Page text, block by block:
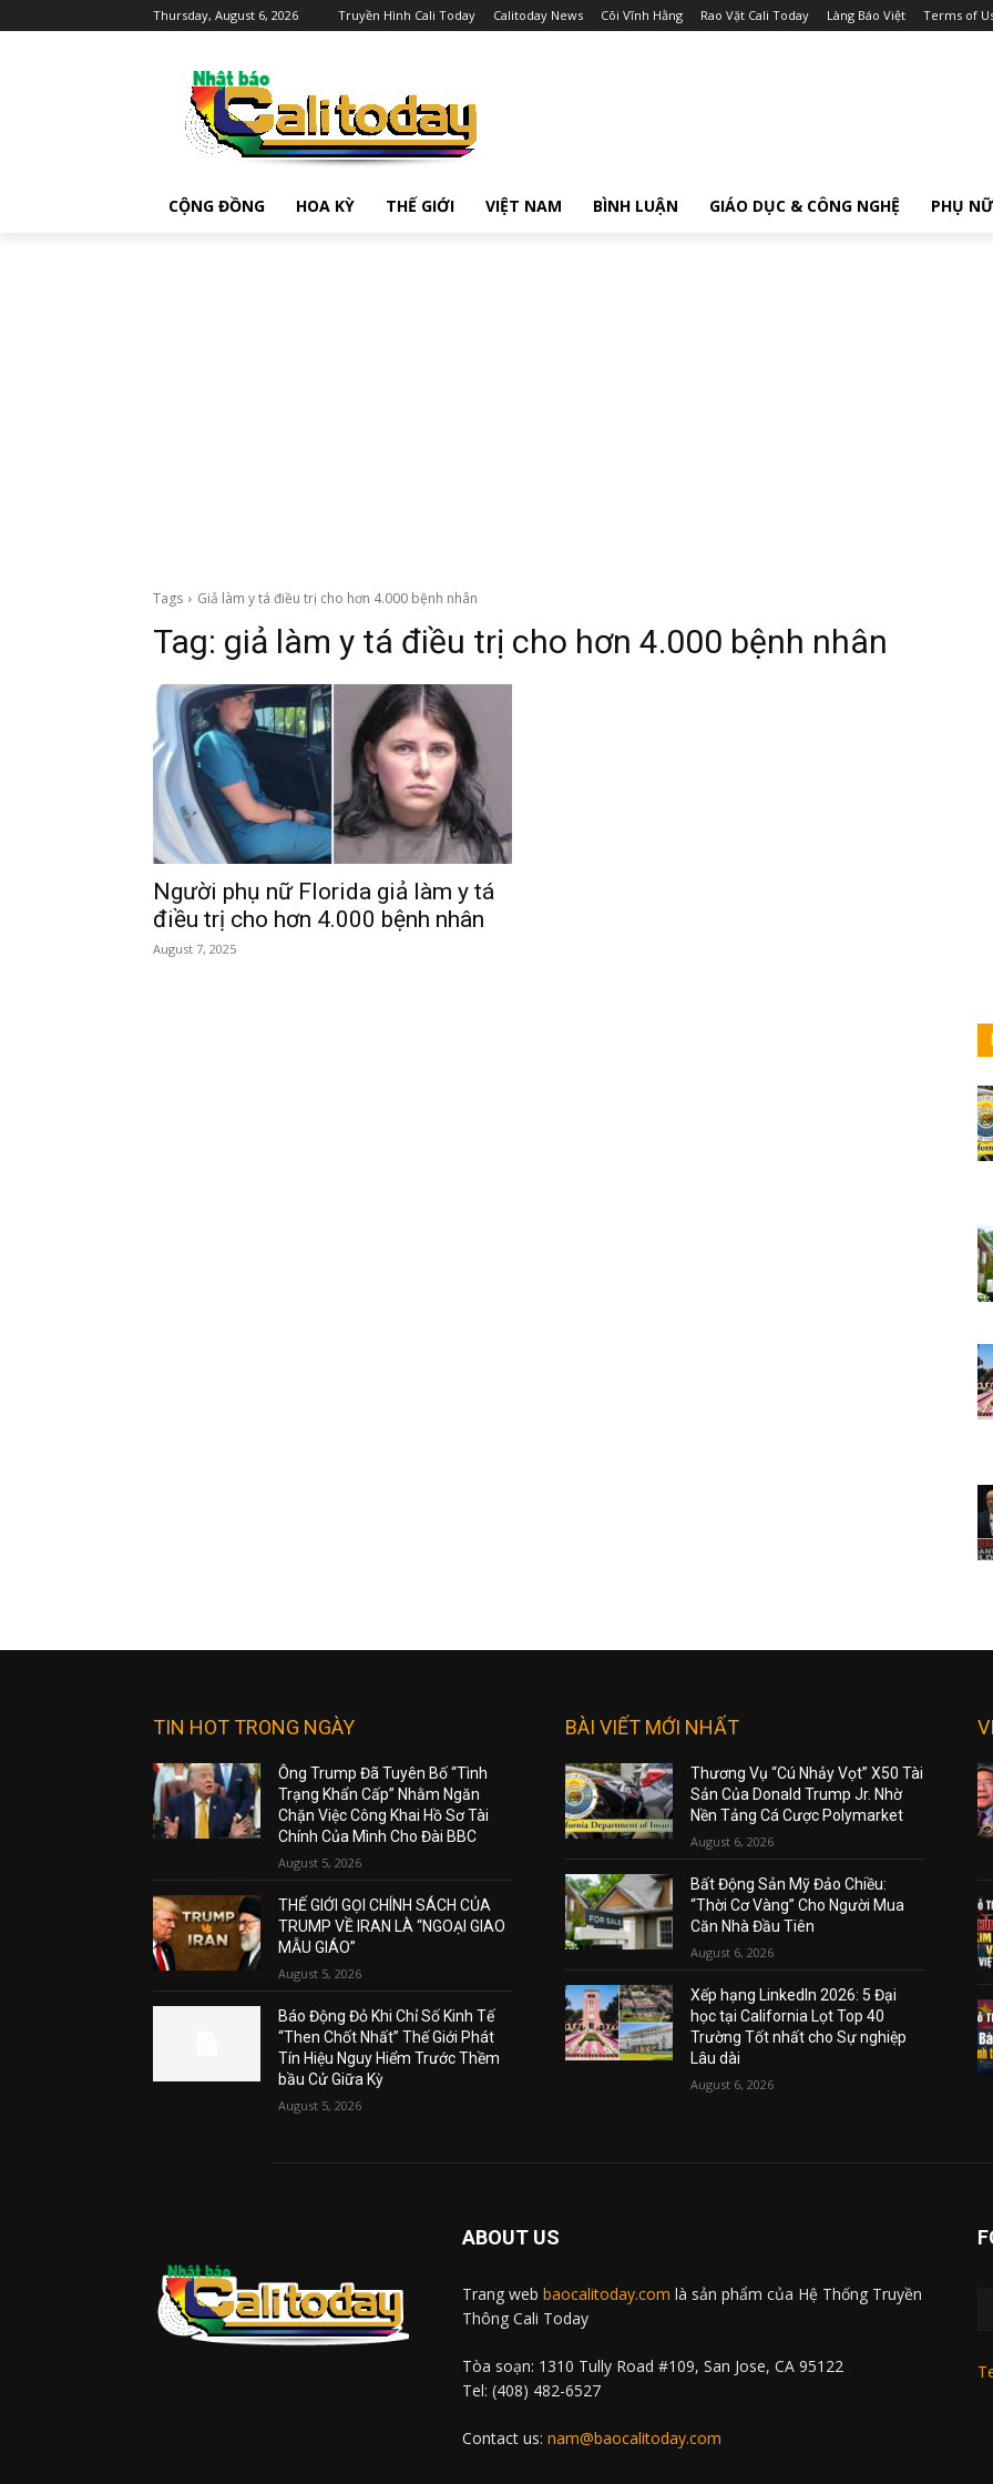
Thursday, August 6, 2026 Truyền Hình Cali Today Calitoday News Cõi Vĩnh Hằng Rao Vặt Cali Today Làng Báo Việt Terms of
CỘNG ĐỒNG HOA KỲ THẾ GIỚI VIỆT NAM BÌNH LUẬN GIÁO DỤC & CÔNG NGHỆ PHỤ NỮ
Tags Giả làm y tá điều trị cho hơn 4.000 bệnh nhân
Tag: giả làm y tá điều trị cho hơn 4.000 bệnh nhân
Người phụ nữ Florida giả làm y tá
điều trị cho hơn 4.000 bệnh nhân
August 7, 2025
TIN HOT TRONG NGÀY
Ông Trump Đã Tuyên Bố “Tình
Trạng Khẩn Cấp” Nhằm Ngăn
Chặn Việc Công Khai Hồ Sơ Tài
Chính Của Mình Cho Đài BBC
August 5, 2026
THẾ GIỚI GỌI CHÍNH SÁCH CỦA
TRUMP VỀ IRAN LÀ “NGOẠI GIAO
MẪU GIÁO”
August 5, 2026
Báo Động Đỏ Khi Chỉ Số Kinh Tế
“Then Chốt Nhất” Thế Giới Phát
Tín Hiệu Nguy Hiểm Trước Thềm
bầu Cử Giữa Kỳ
August 5, 2026
BÀI VIẾT MỚI NHẤT
Thương Vụ “Cú Nhảy Vọt” X50 Tài
Sản Của Donald Trump Jr. Nhờ
Nền Tảng Cá Cược Polymarket
August 6, 2026
Bất Động Sản Mỹ Đảo Chiều:
“Thời Cơ Vàng” Cho Người Mua
Căn Nhà Đầu Tiên
August 6, 2026
Xếp hạng LinkedIn 2026: 5 Đại
học tại California Lọt Top 40
Trường Tốt nhất cho Sự nghiệp
Lâu dài
August 6, 2026
ABOUT US
Trang web baocalitoday.com là sản phẩm của Hệ Thống Truyền
Thông Cali Today
Tòa soạn: 1310 Tully Road #109, San Jose, CA 95122
Tel: (408) 482-6527
Contact us: nam@baocalitoday.com